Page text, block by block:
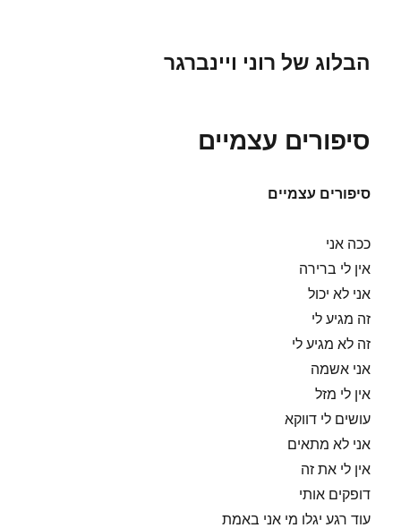
הבלוג של רוני ויינברגר
סיפורים עצמיים
סיפורים עצמיים
ככה אני
אין לי ברירה
אני לא יכול
זה מגיע לי
זה לא מגיע לי
אני אשמה
אין לי מזל
עושים לי דווקא
אני לא מתאים
אין לי את זה
דופקים אותי
עוד רגע יגלו מי אני באמת